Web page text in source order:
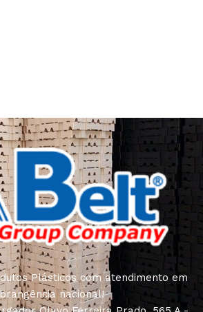
craftsmen who managed to
elegance, quality and practicality in
assortment includes products
Who for many years of
did not give reason to doubt their
All of them guarantee the high
excellent operational
appearance of the products, a
the furniture, as well as safety.
Plásticos com atendimento em
nacional!